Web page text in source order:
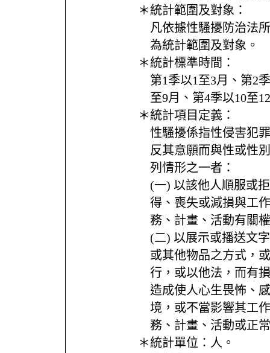
＊統計範圍及對象：
凡依據性騷擾防治法
為統計範圍及對象。
＊統計標準時間：
第1季以1至3月、第2
至9月、第4季以10至
＊統計項目定義：
性騷擾係指性侵害犯
反其意願而與性或性
列情形之一者：
(一) 以該他人順服或
得、喪失或減損與工
務、計畫、活動有關
(二) 以展示或播送文
或其他物品之方式，
行，或以他法，而有
造成使人心生畏怖、
境，或不當影響其工
務、計畫、活動或正
＊統計單位： 人。